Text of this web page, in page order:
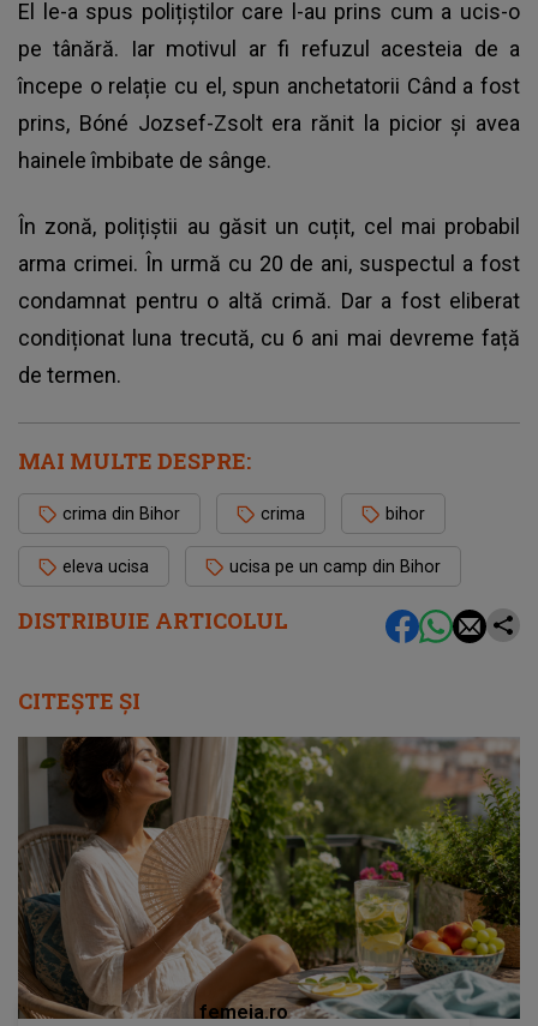
DISTRIBUIE ARTICOLUL
El le-a spus polițiștilor care l-au prins cum a ucis-o
pe tânără. Iar motivul ar fi refuzul acesteia de a
începe o relație cu el, spun anchetatorii Când a fost
prins, Bóné Jozsef-Zsolt era rănit la picior și avea
hainele îmbibate de sânge.
În zonă, polițiștii au găsit un cuțit, cel mai probabil
arma crimei. În urmă cu 20 de ani, suspectul a fost
condamnat pentru o altă crimă. Dar a fost eliberat
condiționat luna trecută, cu 6 ani mai devreme față
de termen.
MAI MULTE DESPRE:
crima din Bihor crima bihor
eleva ucisa ucisa pe un camp din Bihor
CITEȘTE ȘI
femeia.ro